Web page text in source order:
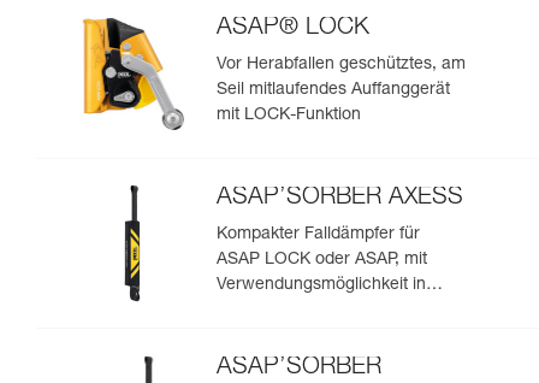
ASAP® LOCK
Vor Herabfallen geschütztes, am
Seil mitlaufendes Auffanggerät
mit LOCK-Funktion
ASAP’SORBER AXESS
Kompakter Falldämpfer für
ASAP LOCK oder ASAP, mit
Verwendungsmöglichkeit in
ASAP’SORBER